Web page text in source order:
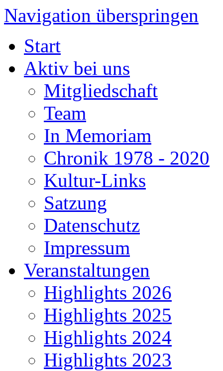
Navigation überspringen
Start
Aktiv bei uns
Mitgliedschaft
Team
In Memoriam
Chronik 1978 - 2020
Kultur-Links
Satzung
Datenschutz
Impressum
Veranstaltungen
Highlights 2026
Highlights 2025
Highlights 2024
Highlights 2023